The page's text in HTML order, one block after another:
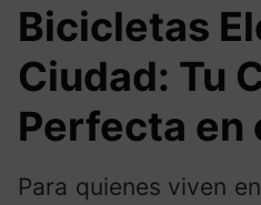
Bicicletas
Ciudad: Tu
Perfecta en
Para quienes viven